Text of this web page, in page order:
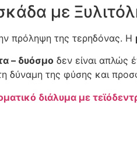
με
πρόληψη της τερηδόνας. Η
– δυόσμο δεν είναι απλώς
δύναμη της φύσης και
διάλυμα με